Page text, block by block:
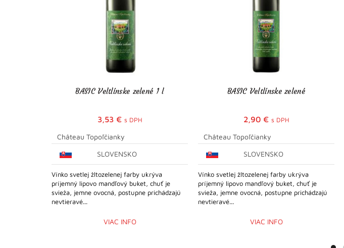
BASIC Veltlínske zelené 1 l
3,53 € s DPH
Château Topoľčianky
SLOVENSKO
Vínko svetlej žltozelenej farby ukrýva
príjemný lipovo mandľový buket, chuť je
svieža, jemne ovocná, postupne prichádzajú
nevtieravé...
VIAC INFO
BASIC Veltlínske zelené
2,90 € s DPH
Château Topoľčianky
SLOVENSKO
Vínko svetlej žltozelenej farby ukrýva
príjemný lipovo mandľový buket, chuť je
svieža, jemne ovocná, postupne prichádzajú
nevtieravé...
VIAC INFO